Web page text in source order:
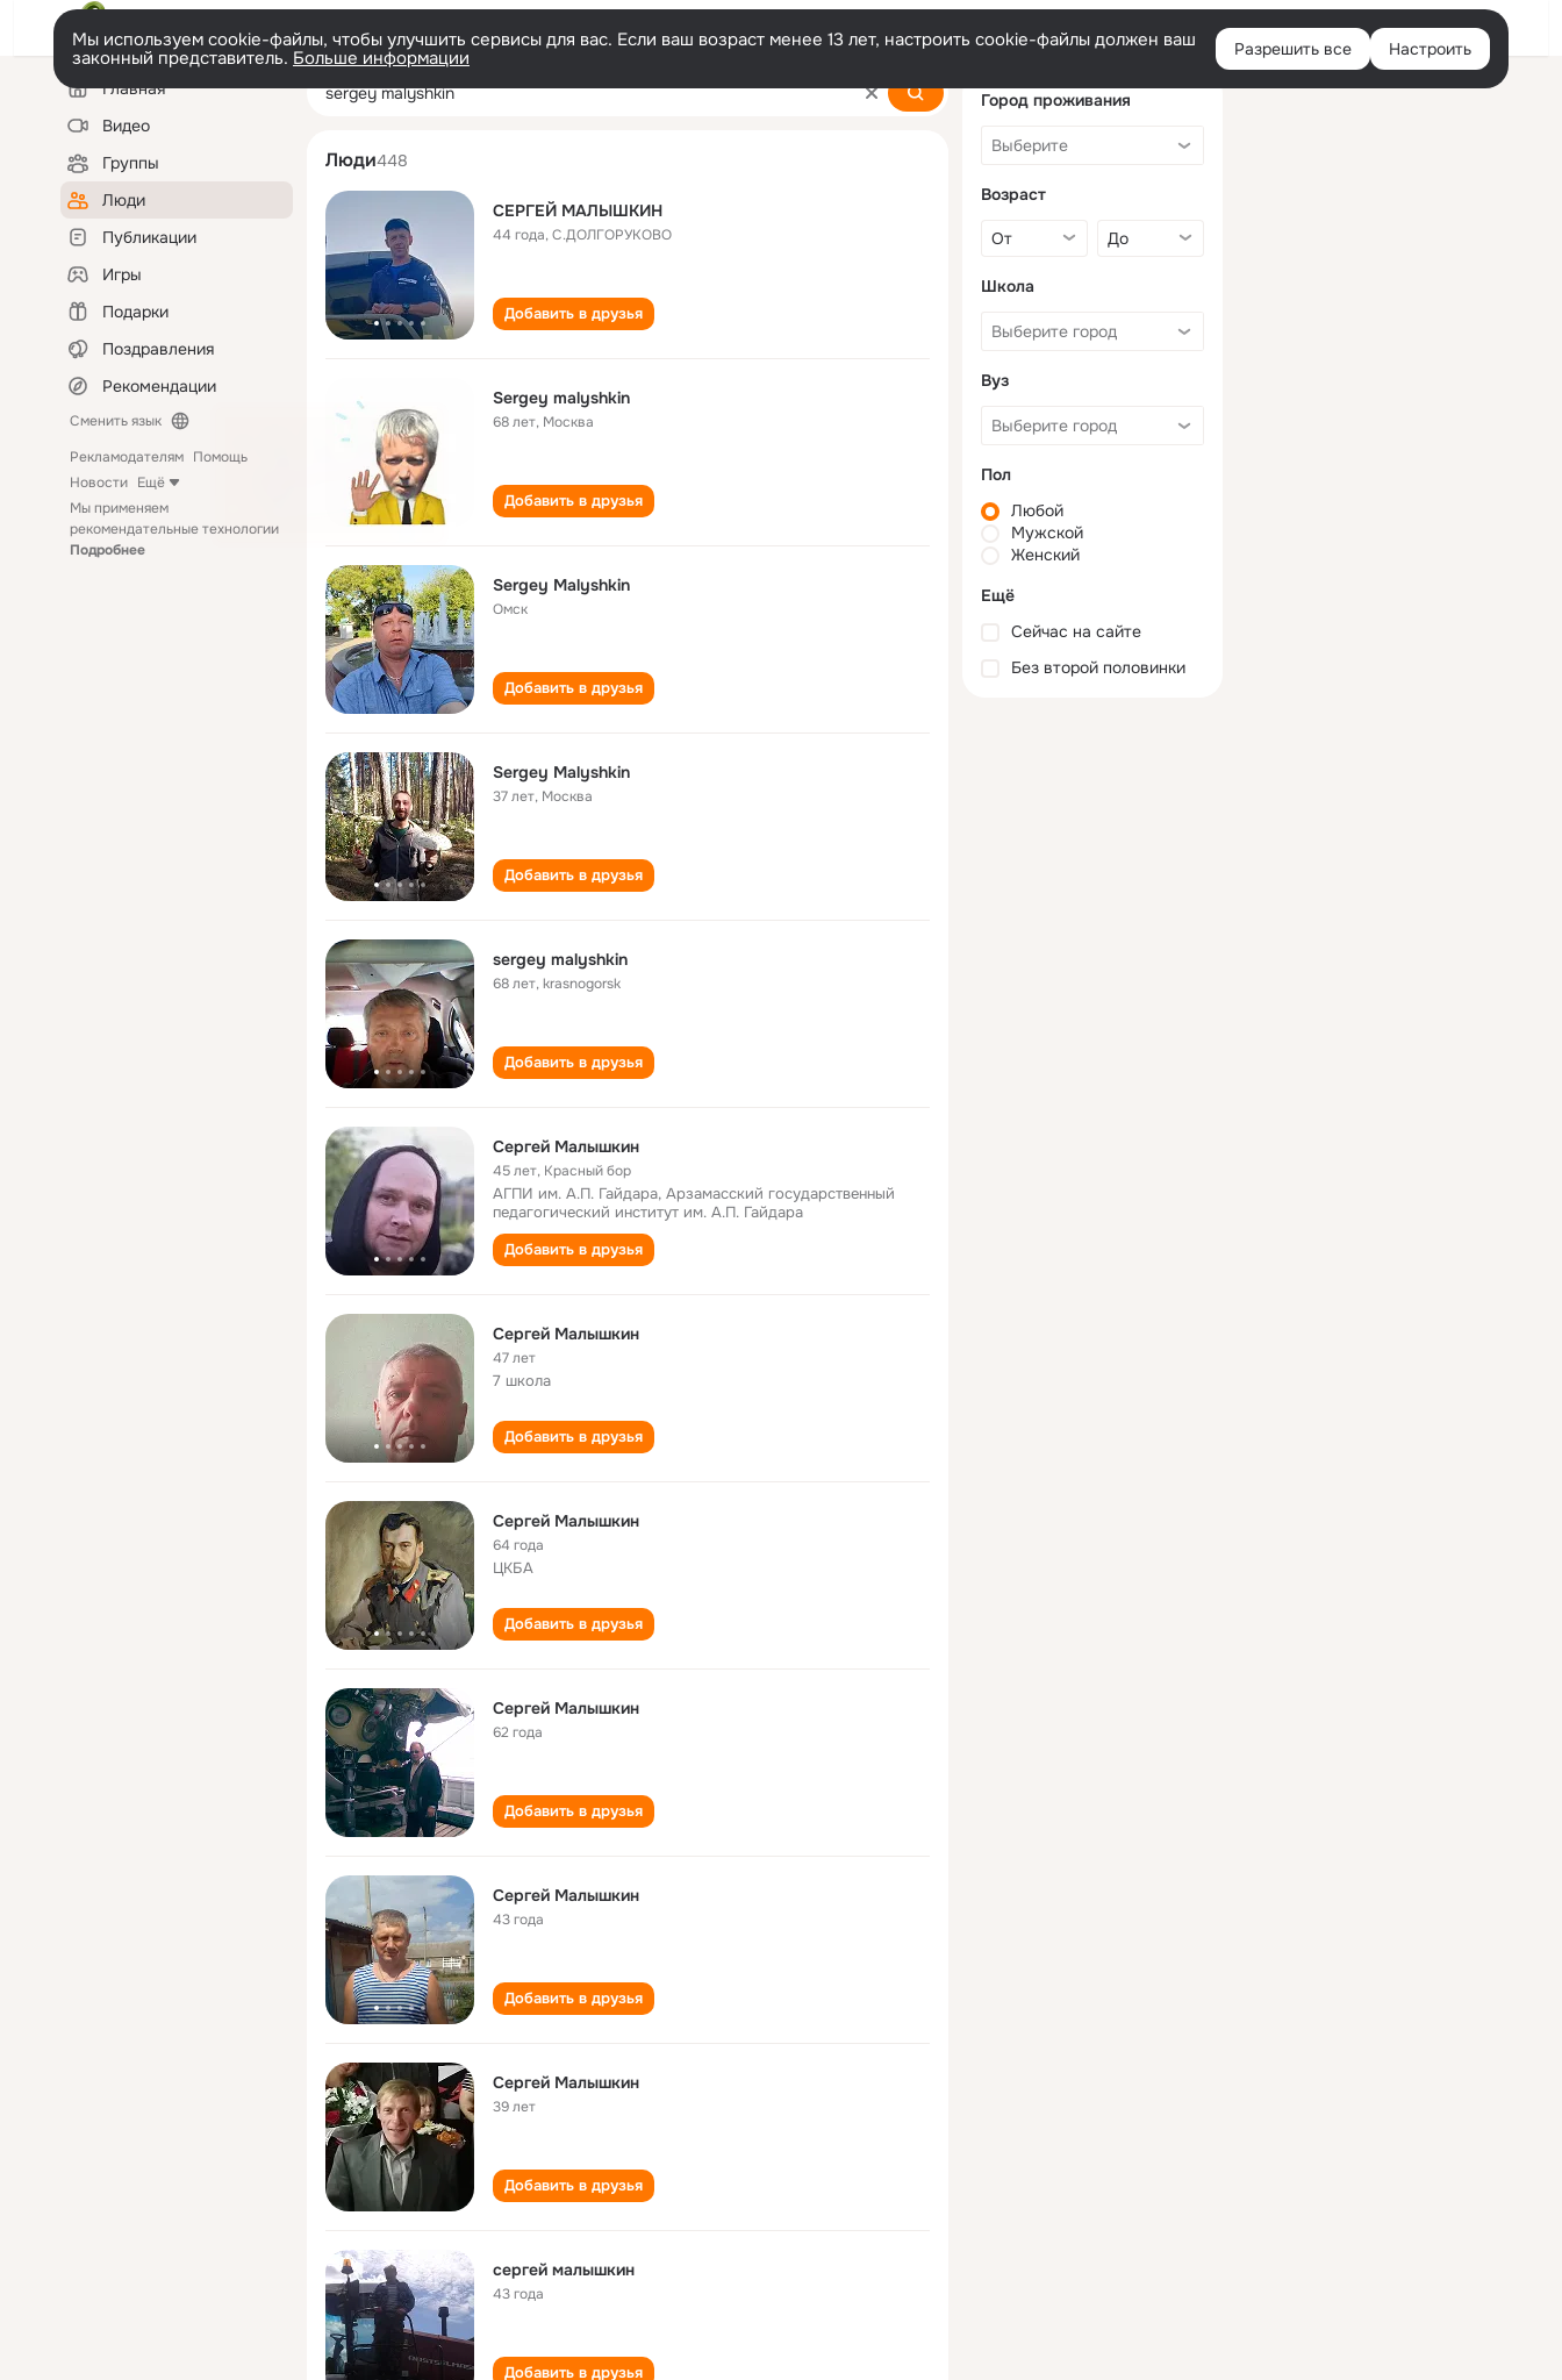
Войти
Мы используем cookie-файлы, чтобы улучшить сервисы для вас. Если ваш возраст менее 13 лет, настроить cookie-файлы должен ваш
законный представитель. Больше информации Разрешить все Настроить
Левая
колонкаГлавная
Видео
Группы
Люди
Публикации
Игры
Подарки
Поздравления
Рекомендации
Сменить язык
Рекламодателям Помощь
Новости Ещё
Мы применяем
рекомендательные технологии
Подробнее
sergey malyshkin
Люди448
СЕРГЕЙ МАЛЫШКИН
44 года,С.ДОЛГОРУКОВО
Добавить в друзья
Sergey malyshkin
68 лет, Москва
Добавить в друзья
Sergey Malyshkin
Омск
Добавить в друзья
Sergey Malyshkin
37 лет, Москва
Добавить в друзья
sergey malyshkin
68 лет,krasnogorsk
Добавить в друзья
Сергей Малышкин
45 лет, Красный бор
АГПИ им. А.П. Гайдара, Арзамасский государственный
педагогический институт им. А.П. Гайдара
Добавить в друзья
Сергей Малышкин
47 лет
7 школа
Добавить в друзья
Сергей Малышкин
64 года
ЦКБА
Добавить в друзья
Сергей Малышкин
62 года
Добавить в друзья
Сергей Малышкин
43 года
Добавить в друзья
Сергей Малышкин
39 лет
Добавить в друзья
сергей малышкин
43 года
Добавить в друзья
Город проживания
Возраст
Школа
Вуз
Пол
Любой
Мужской
Женский
Ещё
Сейчас на сайте
Без второй половинки